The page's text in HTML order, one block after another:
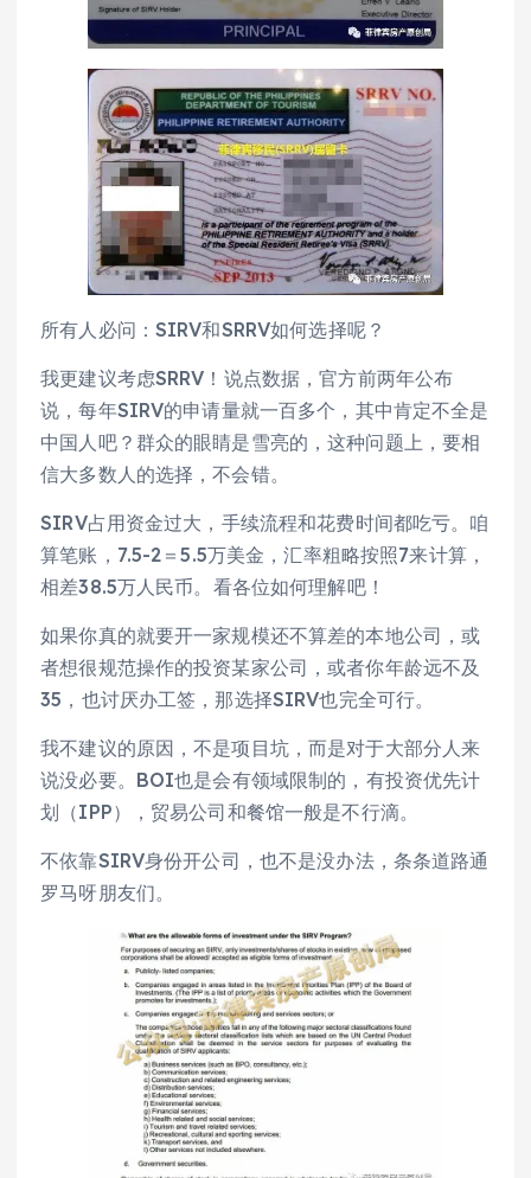
所有人必问：SIRV和SRRV如何选择呢？
我更建议考虑SRRV！说点数据，官方前两年公布
说，每年SIRV的申请量就一百多个，其中肯定不全是
中国人吧？群众的眼睛是雪亮的，这种问题上，要相
信大多数人的选择，不会错。
SIRV占用资金过大，手续流程和花费时间都吃亏。咱
算笔账，7.5-2＝5.5万美金，汇率粗略按照7来计算，
相差38.5万人民币。看各位如何理解吧！
如果你真的就要开一家规模还不算差的本地公司，或
者想很规范操作的投资某家公司，或者你年龄远不及
35，也讨厌办工签，那选择SIRV也完全可行。
我不建议的原因，不是项目坑，而是对于大部分人来
说没必要。BOI也是会有领域限制的，有投资优先计
划（IPP），贸易公司和餐馆一般是不行滴。
不依靠SIRV身份开公司，也不是没办法，条条道路通
罗马呀朋友们。